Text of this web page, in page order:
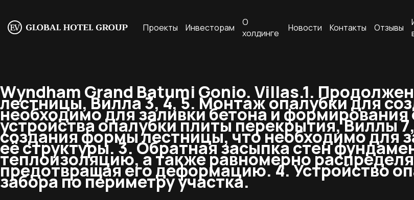
Проекты Инвесторам
О
холдинге
Новости Контакты Отзывы
Wyndham Grand Batumi Gonio. Villas.1.
лестницы, Вилла 3, 4, 5. Монтаж опалубки для
необходимо для заливки бетона и
устройства опалубки плиты перекрытия, Виллы
создания формы лестницы, что необходимо для
её структуры. 3. Обратная засыпка стен
теплоизоляцию, а также равномерно
предотвращая его деформацию. 4. Устройство
забора по периметру участка.